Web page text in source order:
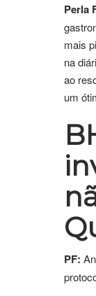
Perla
mais
na
ao
um
PF: